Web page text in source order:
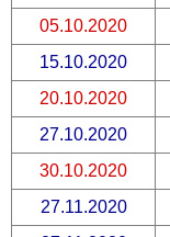
05.10.2020
15.10.2020
20.10.2020
27.10.2020
30.10.2020
27.11.2020